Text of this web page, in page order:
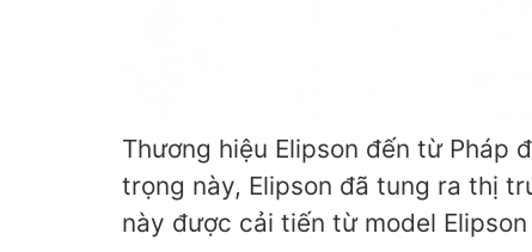
Thương hiệu Elipson đến từ
trọng này, Elipson đã tung ra thị
này được cải tiến từ model